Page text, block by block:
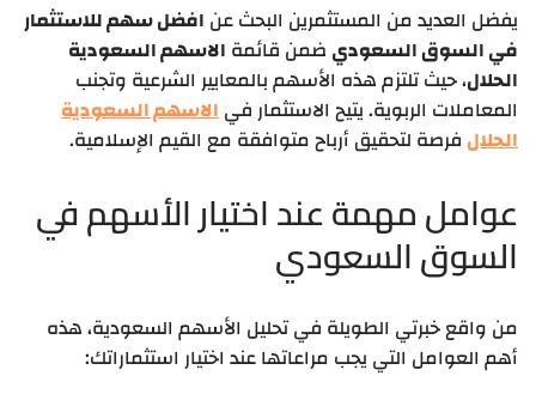
يفضل العديد من المستثمرين البحث عن افضل سهم للاستثمار
في السوق السعودي ضمن قائمة الاسهم السعودية
الحلال، حيث تلتزم هذه الأسهم بالمعايير الشرعية وتجنب
المعاملات الربوية. يتيح الاستثمار فيالاسهم السعودية
الحلال فرصة لتحقيق أرباح متوافقة مع القيم الإسلامية.
عوامل مهمة عند اختيار الأسهم في
السوق السعودي
من واقع خبرتي الطويلة في تحليل الأسهم السعودية، هذه
أهم العوامل التي يجب مراعاتها عند اختيار استثماراتك: